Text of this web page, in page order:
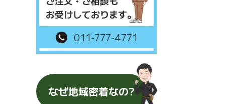
お受けしております。
011-777-4771
なぜ地域密着なの?